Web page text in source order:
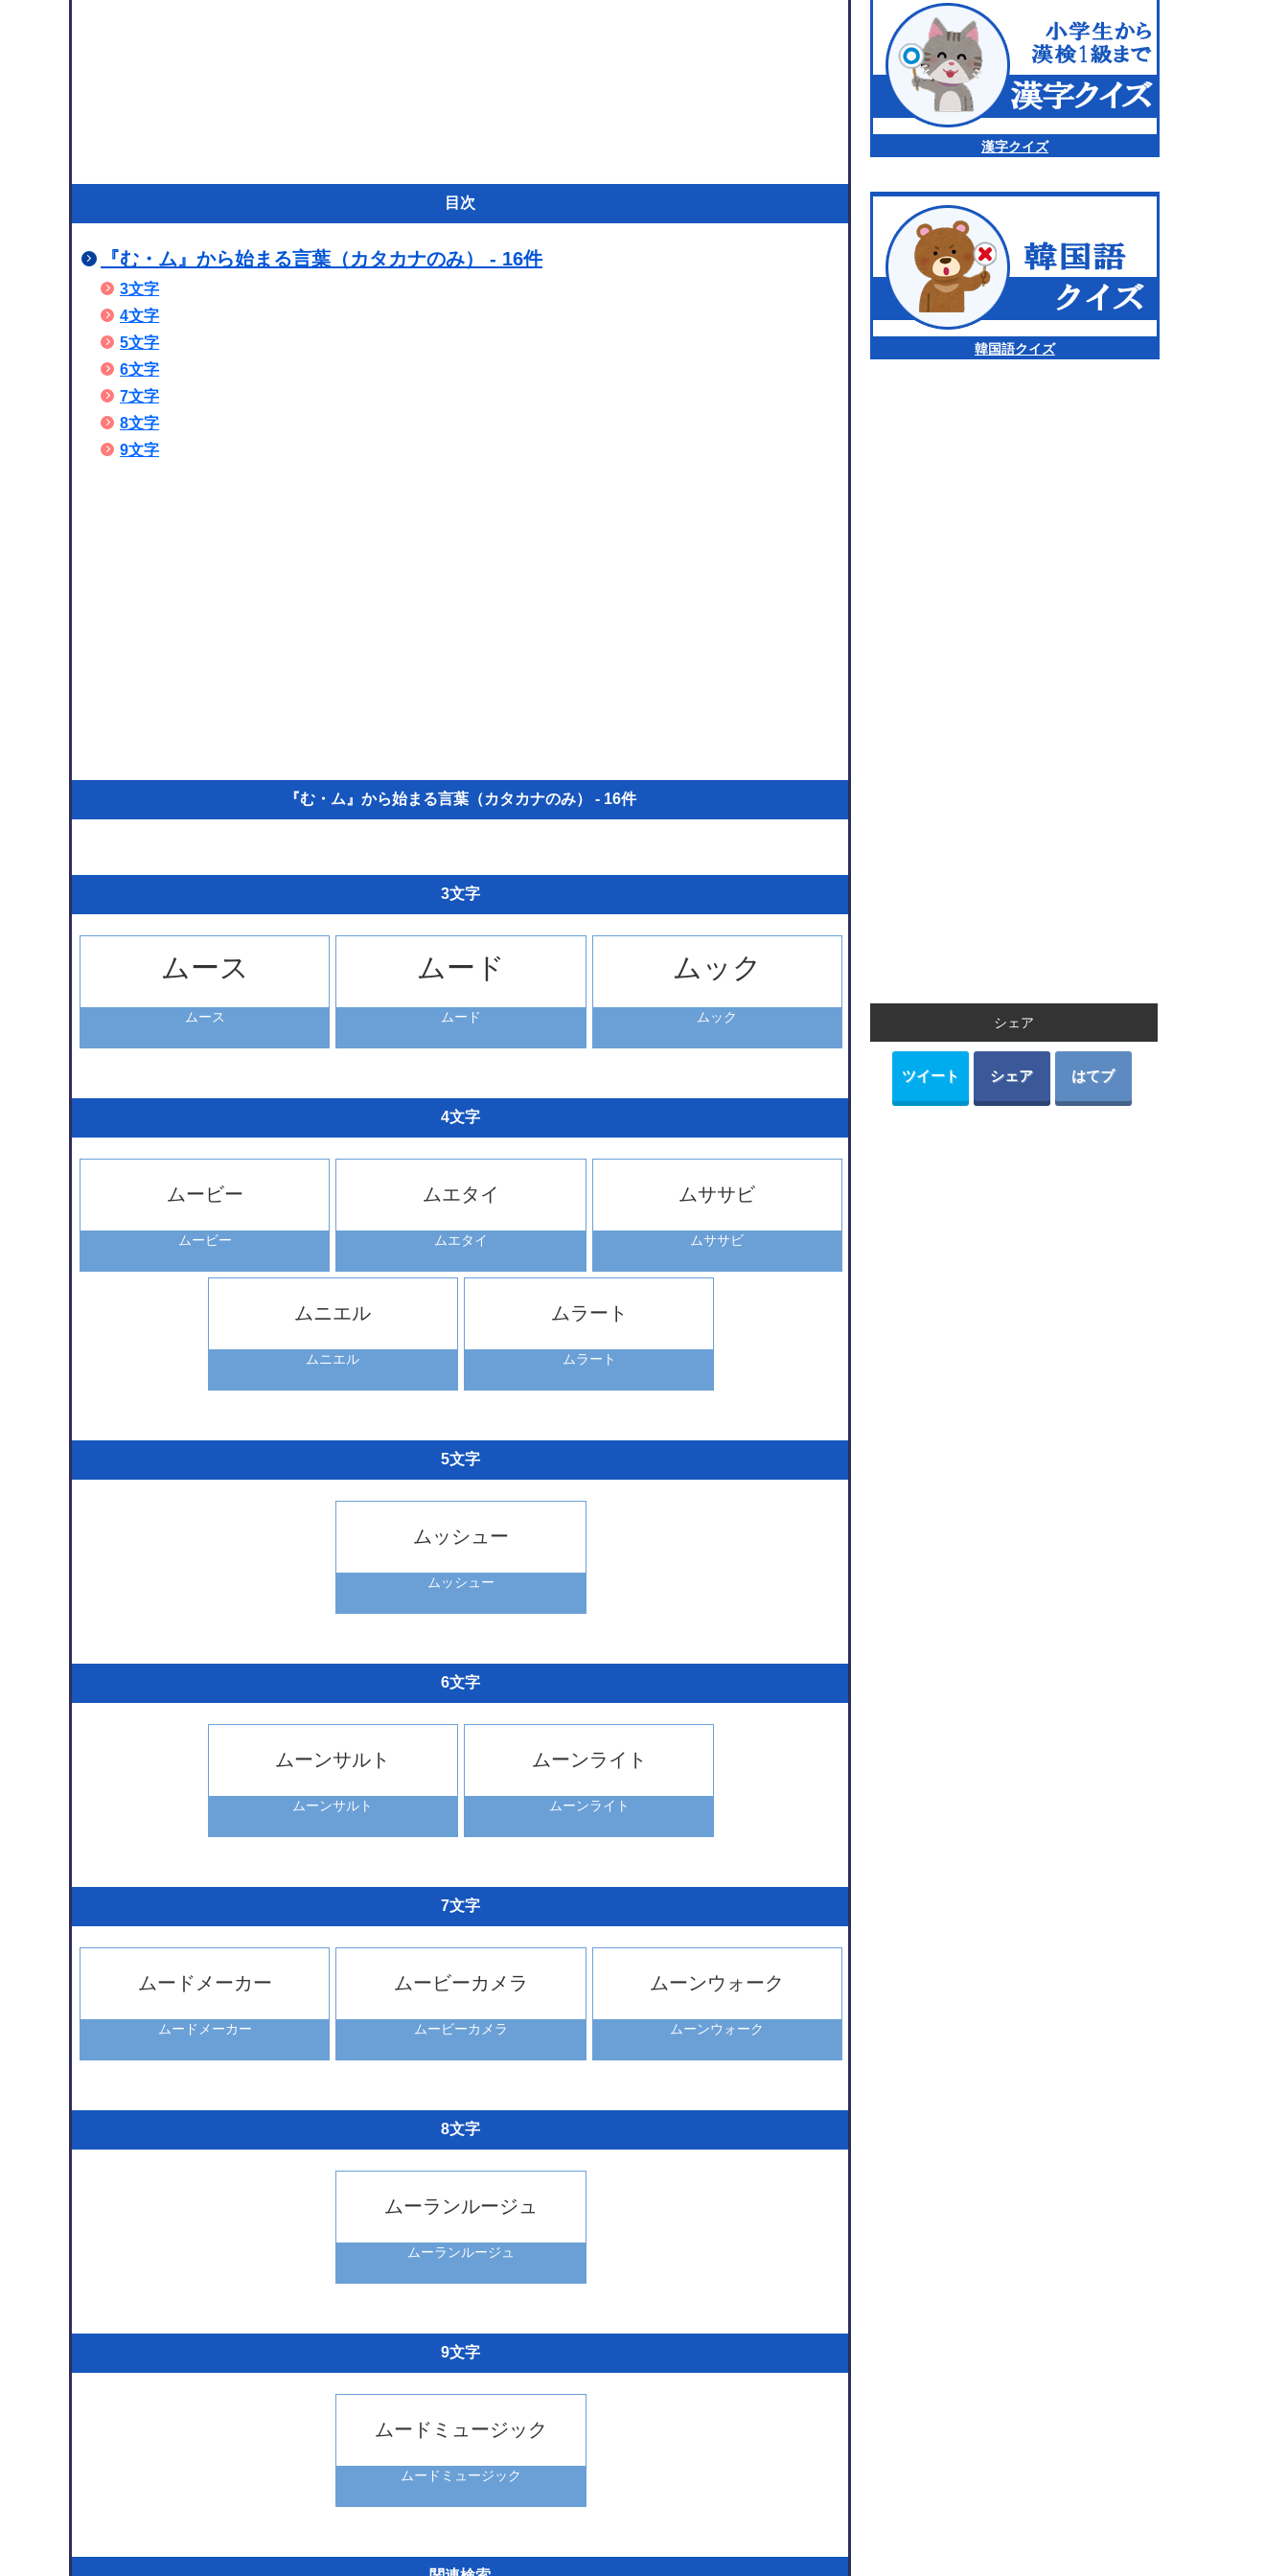
目次
『む・ム』から始まる言葉（カタカナのみ） - 16件
3文字
4文字
5文字
6文字
7文字
8文字
9文字
『む・ム』から始まる言葉（カタカナのみ） - 16件
3文字
ムース
ムース
ムード
ムード
ムック
ムック
4文字
ムービー
ムービー
ムエタイ
ムエタイ
ムササビ
ムササビ
ムニエル
ムニエル
ムラート
ムラート
5文字
ムッシュー
ムッシュー
6文字
ムーンサルト
ムーンサルト
ムーンライト
ムーンライト
7文字
ムードメーカー
ムードメーカー
ムービーカメラ
ムービーカメラ
ムーンウォーク
ムーンウォーク
8文字
ムーランルージュ
ムーランルージュ
9文字
ムードミュージック
ムードミュージック
漢字クイズ
韓国語クイズ
シェア
ツイート シェア はてブ